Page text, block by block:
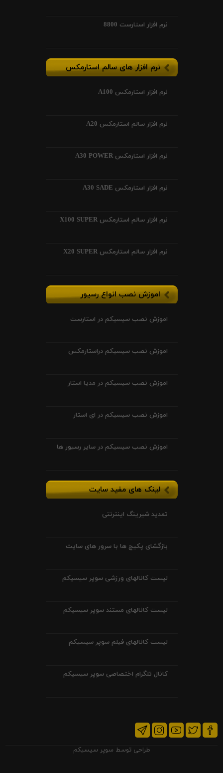
نرم افزار استارست 8800
نرم افزار های سالم استارمکس
نرم افزار استارمکس A100
نرم افزار سالم استارمکس A20
نرم افزار استارمکس A30 POWER
نرم افزار استارمکس A30 SADE
نرم افزار سالم استارمکس X100 SUPER
نرم افزار سالم استارمکس X20 SUPER
اموزش نصب انواع رسیور
اموزش نصب سیسیکم در استارست
اموزش نصب سیسیکم دراستارمکس
اموزش نصب سیسیکم در مدیا استار
اموزش نصب سیسیکم در ای استار
اموزش نصب سیسیکم در سایر رسیور ها
لینک های مفید سایت
تمدید شیرینگ اینترنتی
بازگشای پکیج ها با سرور های سایت
لیست کانالهای ورزشی سوپر سیسیکم
لیست کانالهای مستند سوپر سیسیکم
لیست کانالهای فیلم سوپر سیسیکم
کانال تلگرام اختصاصی سوپر سیسیکم
طراحی توسط سوپر سیسیکم